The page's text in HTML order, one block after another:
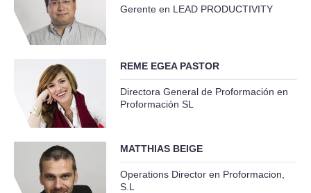
Gerente en LEAD PRODUCTIVITY
REME EGEA PASTOR
Directora General de Proformación en
Proformación SL
MATTHIAS BEIGE
Operations Director en Proformacion,
S.L